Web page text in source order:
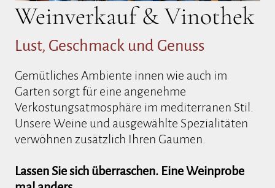
Weinverkauf & Vinothek
Lust, Geschmack und Genuss
Gemütliches Ambiente innen wie auch im
Garten sorgt für eine angenehme
Verkostungsatmosphäre im mediterranen Stil.
Unsere Weine und ausgewählte Spezialitäten
verwöhnen zusätzlich Ihren Gaumen.
Lassen Sie sich überraschen. Eine Weinprobe